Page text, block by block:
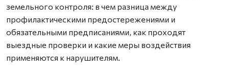
земельного контроля: в чем разница между
профилактическими предостережениями и
обязательными предписаниями, как проходят
выездные проверки и какие меры воздействия
применяются к нарушителям.